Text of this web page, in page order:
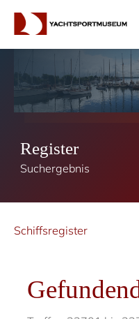
Register
Suchergebnis
Schiffsregister